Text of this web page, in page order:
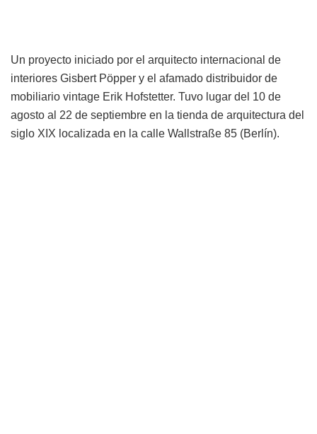
Un proyecto iniciado por el arquitecto internacional de
interiores Gisbert Pöpper y el afamado distribuidor de
mobiliario vintage Erik Hofstetter. Tuvo lugar del 10 de
agosto al 22 de septiembre en la tienda de arquitectura del
siglo XIX localizada en la calle Wallstraße 85 (Berlín).